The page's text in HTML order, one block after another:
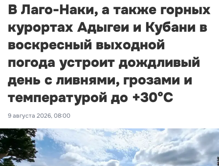
В Лаго-Наки, а также горных
курортах Адыгеи и Кубани в
воскресный выходной
погода устроит дождливый
день с ливнями, грозами и
температурой до +30°С
9 августа 2026, 08:00